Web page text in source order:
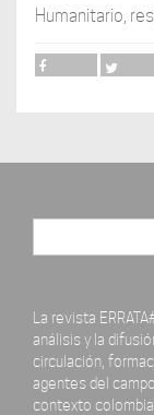
Humanitario,
La revista
análisis y la
circulación,
agentes del
contexto